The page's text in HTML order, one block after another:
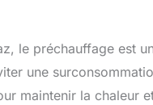
le préchauffage est
une
maintenir la chaleur